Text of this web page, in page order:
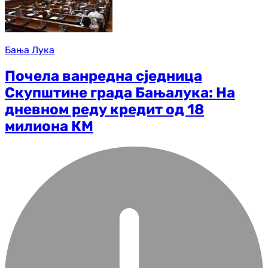
Бања Лука
Почела ванредна сједница
Скупштине града Бањалука: На
дневном реду кредит од 18
милиона КМ